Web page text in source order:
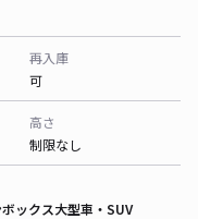
再入庫
可
高さ
制限なし
ックス大型車・SUV